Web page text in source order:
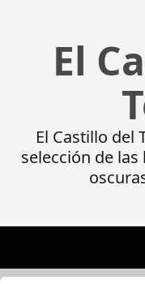
El
El Castillo del
selección de